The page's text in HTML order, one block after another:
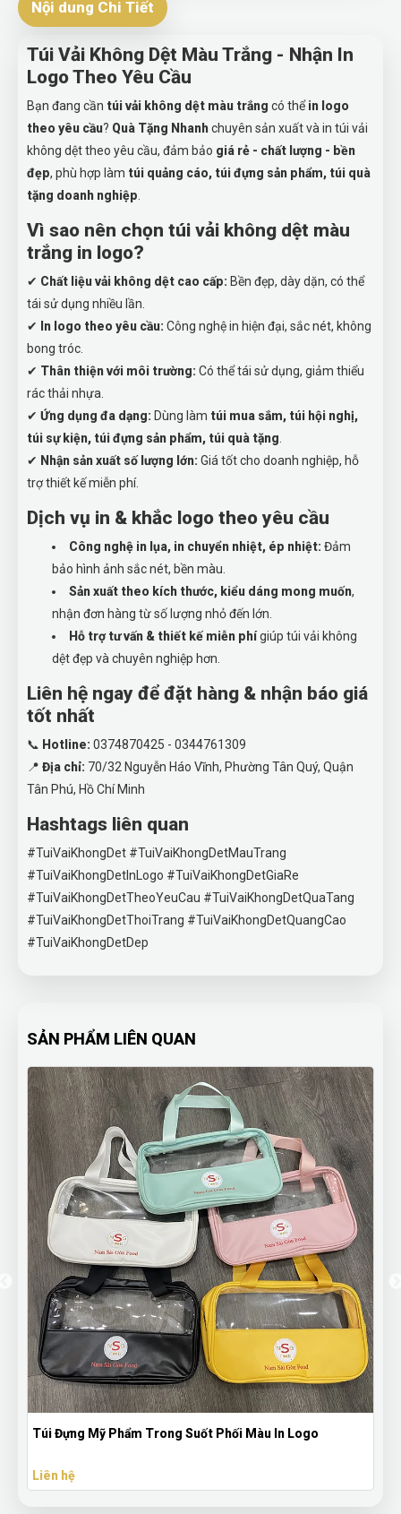
Nội dung Chi Tiết
Túi Vải Không Dệt Màu Trắng - Nhận In
Logo Theo Yêu Cầu
Bạn đang cần túi vải không dệt màu trắng có thểin logo
theo yêu cầu? Quà Tặng Nhanhchuyên sản xuất và in túi vải
không dệt theo yêu cầu, đảm bảo giá rẻ - chất lượng - bền
đẹp, phù hợp làm túi quảng cáo, túi đựng sản phẩm, túi quà
tặng doanh nghiệp
Vì sao nên chọn túi vải không dệt màu
trắng in logo?
✔ Chất liệu vải không dệt cao cấp: Bền đẹp, dày dặn, có thể
tái sử dụng nhiều lần.
✔
In logo theo yêu cầu: Công nghệ in hiện đại, sắc nét, không
bong tróc.
✔ Thân thiện với môi trường: Có thể tái sử dụng, giảm thiểu
rác thải nhựa.
✔ Ứng dụng đa dạng: Dùng làm túi mua sắm, túi hội nghị,
túi sự kiện, túi đựng sản phẩm, túi quà tặng
✔ Nhận sản xuất số lượng lớn: Giá tốt cho doanh nghiệp, hỗ
trợ thiết kế miễn phí.
Dịch vụ in & khắc logo theo yêu cầu
Công nghệ in lụa, in chuyển nhiệt, ép nhiệt: Đảm
bảo hình ảnh sắc nét, bền màu.
Sản xuất theo kích thước, kiểu dáng mong muốn,
nhận đơn hàng từ số lượng nhỏ đến lớn.
Hỗ trợ tư vấn & thiết kế miễn phígiúp túi vải không
dệt đẹp và chuyên nghiệp hơn.
Liên hệ ngay để đặt hàng & nhận báo giá
tốt nhất
📞 Hotline: 0374870425 - 0344761309
📍 Địa chỉ: 70/32 Nguyễn Háo Vĩnh, Phường Tân Quý, Quận
Tân Phú, Hồ Chí Minh
Hashtags liên quan
#TuiVaiKhongDet #TuiVaiKhongDetMauTrang
#TuiVaiKhongDetInLogo #TuiVaiKhongDetGiaRe
#TuiVaiKhongDetTheoYeuCau #TuiVaiKhongDetQuaTang
#TuiVaiKhongDetThoiTrang #TuiVaiKhongDetQuangCao
#TuiVaiKhongDetDep
SẢN PHẨM LIÊN QUAN
Túi Đựng Mỹ Phẩm Trong Suốt Phối Màu In Logo
Liên hệ